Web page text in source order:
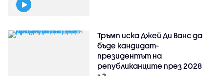
Тръмп иска Джей Ди Ванс да
бъде кандидат-
президентът на
републиканците през 2028